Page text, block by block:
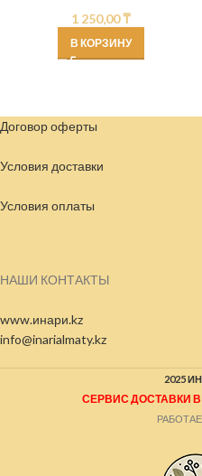
1 250,00₸
В КОРЗИНУ
Договор оферты
Условия доставки
Условия оплаты
НАШИ КОНТАКТЫ
www.инари.kz
info@inarialmaty.kz
2025
СЕРВИС ДОСТАВКИ